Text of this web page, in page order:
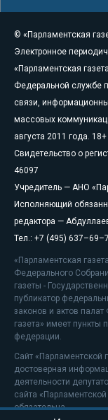
© «Парламентская
Электронное
«Парламентская
Федеральной службе
связи,
массовых
августа 2011 года. 18+
Свидетельство о
46097
Учредитель — АНО
Исполняющий
редактора —
Тел.: +7 (495)
«Парламентская
Федерального
газеты -
публикатор
законов и актов
газета» имеет пункты
федерации.
Сайт «Парламентской
достоверная
деятельности
сайта
обязательна.